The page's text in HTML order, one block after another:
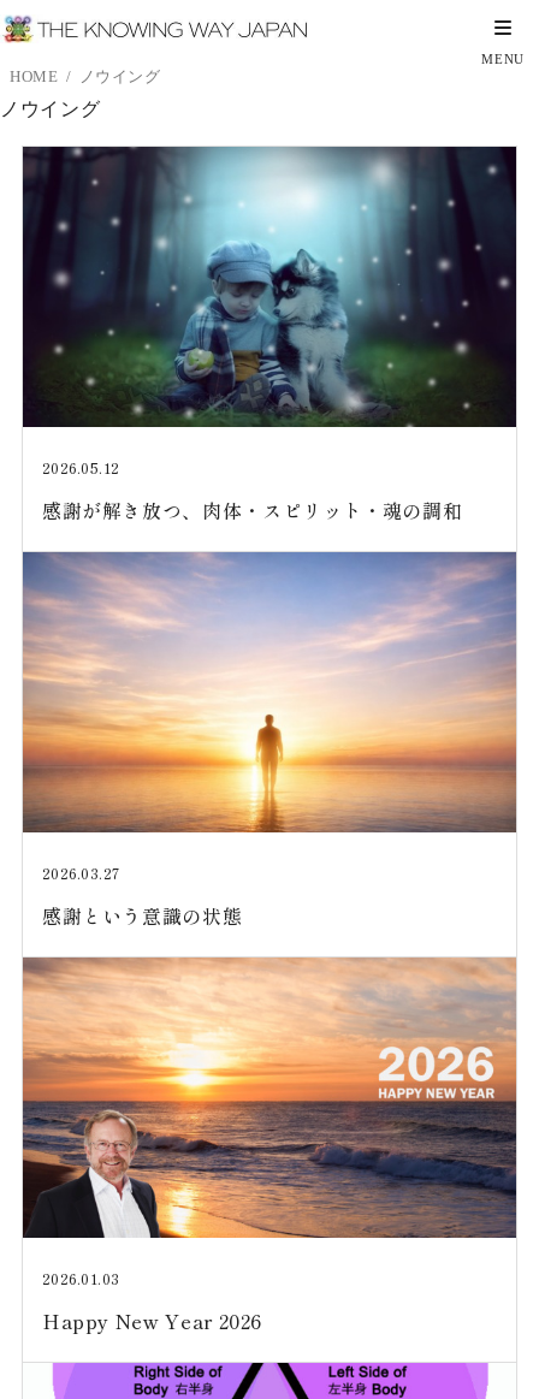
HOME ノウイング
ノウイング
2026.05.12
感謝が解き放つ、肉体・スピリット・魂の調和
2026.03.27
感謝という意識の状態
2026.01.03
Happy New Year 2026